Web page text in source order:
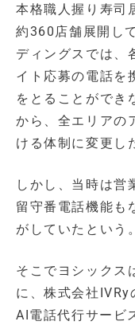
本格職人握り寿司
約360店舗展開し
ディングスでは、
イト応募の電話を
をとることができ
から、全エリアの
ける体制に変更し
しかし、当時は営
留守番電話機能も
がしていたという。
そこでヨシックス
に、株式会社
AI電話代行サービ